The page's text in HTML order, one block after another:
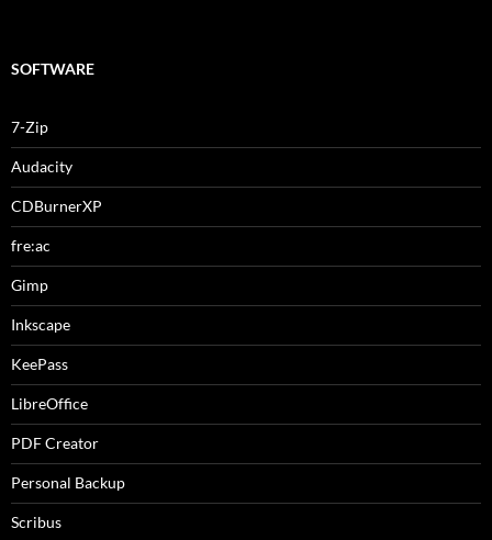
SOFTWARE
7-Zip
Audacity
CDBurnerXP
fre:ac
Gimp
Inkscape
KeePass
LibreOffice
PDF Creator
Personal Backup
Scribus